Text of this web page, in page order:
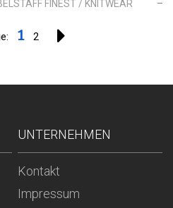
FINEST / KNITWEAR
1 2
UNTERNEHMEN
Kontakt
Impressum